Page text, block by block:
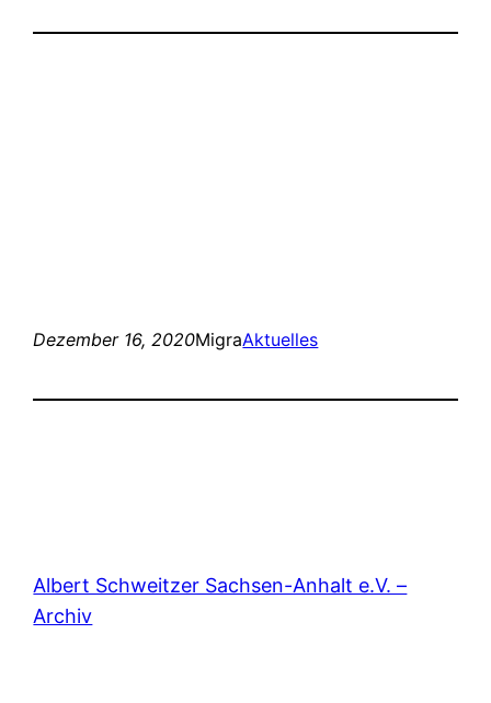
Dezember 16, 2020MigraAktuelles
Albert Schweitzer Sachsen-Anhalt e.V. –
Archiv